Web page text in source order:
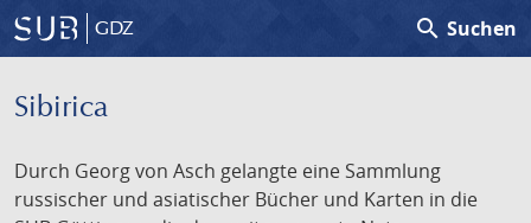
GDZ search Suchen
Sibirica
Durch Georg von Asch gelangte eine Sammlung
russischer und asiatischer Bücher und Karten in die